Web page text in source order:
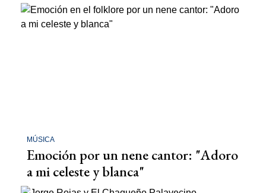
MÚSICA
Emoción por un nene cantor: "Adoro
a mi celeste y blanca"